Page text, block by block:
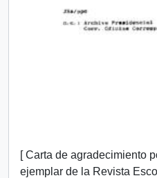
[ Carta de agradecimiento
ejemplar de la Revista